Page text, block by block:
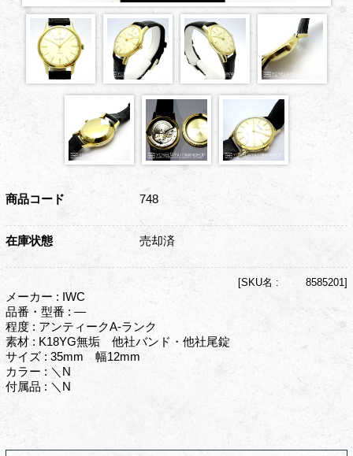
商品コード 748
在庫状態 売却済
[SKU名 : 8585201]
メーカー : IWC
品番・型番 : ―
程度 : アンティークA-ランク
素材 : K18YG無垢 他社バンド・他社尾錠
サイズ : 35mm 幅12mm
カラー : ＼N
付属品 : ＼N